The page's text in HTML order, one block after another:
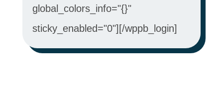
global_colors_info="{}"
sticky_enabled="0"][/wppb_login]